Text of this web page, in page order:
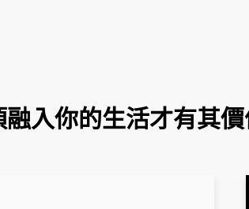
入你的生活才有其